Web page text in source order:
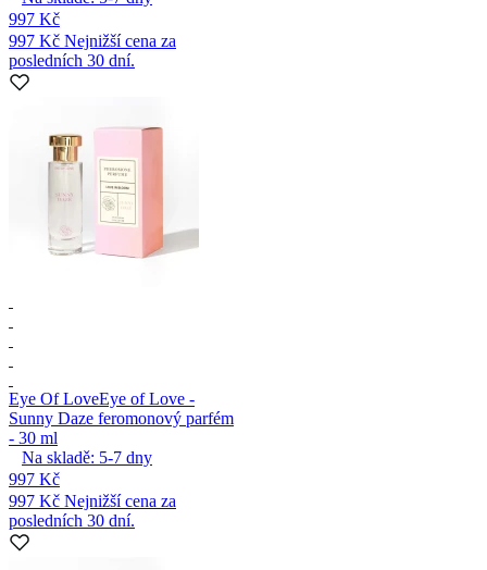
997 Kč
997 Kč Nejnižší cena za
posledních 30 dní.
Eye Of LoveEye of Love -
Sunny Daze feromonový parfém
- 30 ml
Na skladě: 5-7 dny
997 Kč
997 Kč Nejnižší cena za
posledních 30 dní.